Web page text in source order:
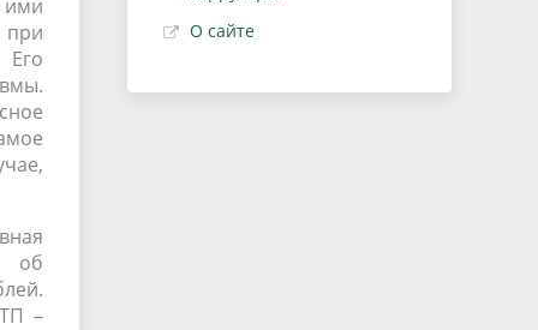
ими
при
об
–
О сайте